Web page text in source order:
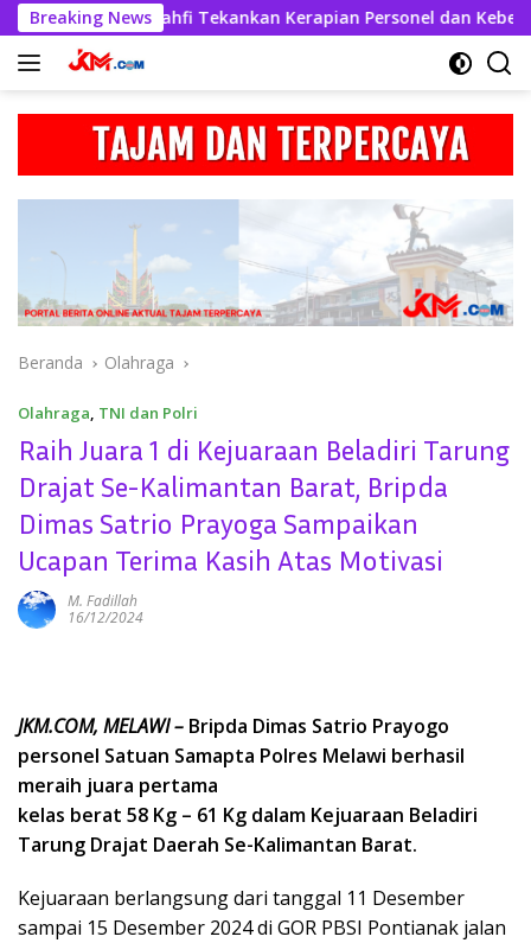
Langsung
ke
konten
Breaking News
Askhabul Kahfi Tekankan Kerapian Personel dan
Beranda Olahraga
Olahraga, TNI dan Polri
Raih Juara 1 di Kejuaraan Beladiri Tarung
Drajat Se-Kalimantan Barat, Bripda
Dimas Satrio Prayoga Sampaikan
Ucapan Terima Kasih Atas Motivasi
M. Fadillah
16/12/2024
JKM.COM, MELAWI – Bripda Dimas Satrio Prayogo
personel Satuan Samapta Polres Melawi berhasil
meraih juara pertama
kelas berat 58 Kg – 61 Kg dalam Kejuaraan Beladiri
Tarung Drajat Daerah Se-Kalimantan Barat.
Kejuaraan berlangsung dari tanggal 11 Desember
sampai 15 Desember 2024 di GOR PBSI Pontianak jalan